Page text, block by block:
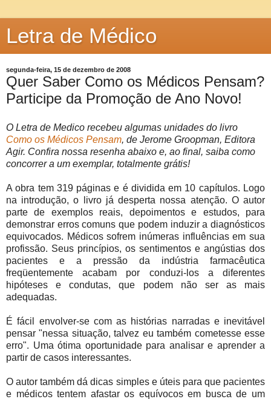
Letra de Médico
segunda-feira, 15 de dezembro de 2008
Quer Saber Como os Médicos Pensam?
Participe da Promoção de Ano Novo!
O Letra de Medico recebeu algumas unidades do livro
Como os Médicos Pensam, de Jerome Groopman, Editora
Agir. Confira nossa resenha abaixo e, ao final, saiba como
concorrer a um exemplar, totalmente grátis!
A obra tem 319 páginas e é dividida em 10 capítulos. Logo
na introdução, o livro já desperta nossa atenção. O autor
parte de exemplos reais, depoimentos e estudos, para
demonstrar erros comuns que podem induzir a diagnósticos
equivocados. Médicos sofrem inúmeras influências em sua
profissão. Seus princípios, os sentimentos e angústias dos
pacientes e a pressão da indústria farmacêutica
freqüentemente acabam por conduzi-los a diferentes
hipóteses e condutas, que podem não ser as mais
adequadas.
É fácil envolver-se com as histórias narradas e inevitável
pensar "nessa situação, talvez eu também cometesse esse
erro". Uma ótima oportunidade para analisar e aprender a
partir de casos interessantes.
O autor também dá dicas simples e úteis para que pacientes
e médicos tentem afastar os equívocos em busca de um